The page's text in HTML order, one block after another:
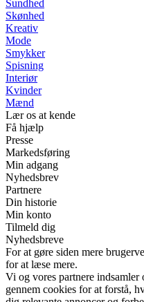
Sundhed
Skønhed
Kreativ
Mode
Smykker
Spisning
Interiør
Kvinder
Mænd
Lær os at kende
Få hjælp
Presse
Markedsføring
Min adgang
Nyhedsbrev
Partnere
Din historie
Min konto
Tilmeld dig
Nyhedsbreve
For at gøre siden mere
for at læse mere.
Vi og vores partnere
gennem cookies for at forstå,